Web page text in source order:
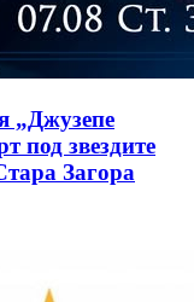
„Джузепе
под звездите
Загора